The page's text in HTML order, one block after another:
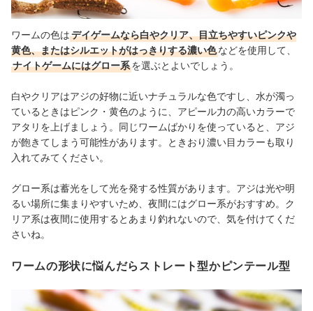
ワームの色はデイゲームなら白やクリア、目立ちやすいピンクや
黄色、またはシルエットがはっきりする濃い色などを使用して、
ナイトゲームにはグロー系を選ぶとよいでしょう。
白やクリアはアジの好物に近いナチュラルな色ですし、水が濁っ
ているときはピンク・黄色のように、アピール力の高いカラーで
アタリを上げましょう。同じワームばかりを使っていると、アジ
が飽きてしまう可能性があります。ときおり濃い目カラーも取り
入れてみてください。
グロー系は蓄光をして光を発する性質があります。アジは光や明
るい場所に集まりやすいため、夜間にはグロー系がおすすめ。ク
リア系は夜間に使用するとあまり釣れないので、気を付けてくだ
さいね。
ワームの形状に悩んだらストレート型かピンテール型